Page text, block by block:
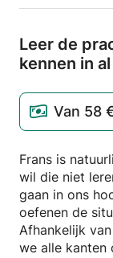
Leer de
kennen in
Van 58
Frans is
wil die niet
gaan in ons
oefenen de
Afhankelijk
we alle kanten